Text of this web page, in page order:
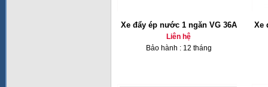
Xe đẩy ép nước 1 ngăn VG 36A
Liên hệ
Bảo hành : 12 tháng
Xe